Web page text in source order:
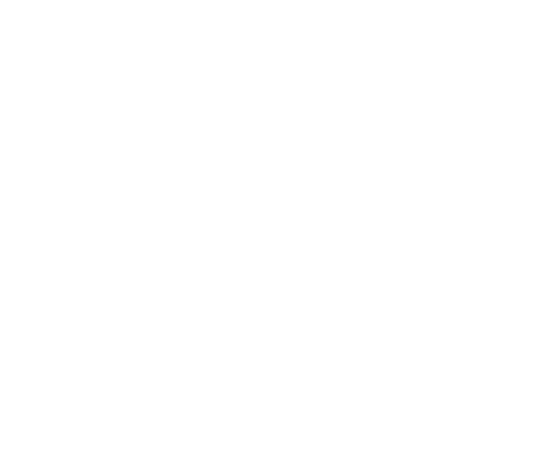
mặt bích do cộng hòa liên bang Đức phát minh và
ít nhất mỗi 5 năm một lần. Nếu các tiêu chuẩn không
giữa 2 tiêu chuẩn này mà không lo bị lệch về kích